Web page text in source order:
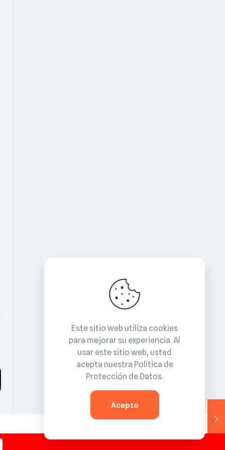
Este sitio web utiliza cookies
para mejorar su experiencia. Al
usar este sitio web, usted
acepta nuestra Política de
Protección de Datos.
Acepto